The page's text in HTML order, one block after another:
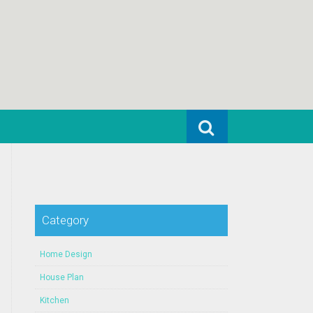
Search for:
Category
Home Design
House Plan
Kitchen